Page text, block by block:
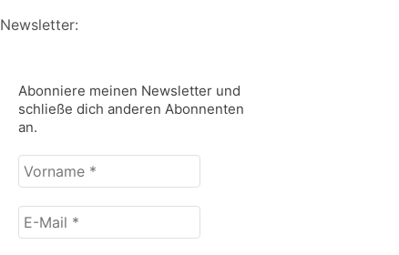
Newsletter:
Abonniere meinen Newsletter und
schließe dich anderen Abonnenten
an.
Vorname
E-
Mail